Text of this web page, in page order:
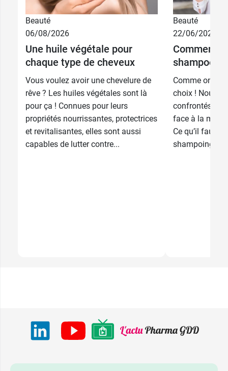
200 ml 13,49 €
10,90 €
Beauté
06/08/2026
Une huile végétale pour
chaque type de cheveux
Vous voulez avoir une chevelure de
rêve ? Les huiles végétales sont là
pour ça ! Connues pour leurs
propriétés nourrissantes, protectrices
et revitalisantes, elles sont aussi
capables de lutter contre...
Beauté
22/06/2026
Comment
Comme on dit
choix ! Nous
confrontés à
face à la
Ce qu’il faut
shampoing, se